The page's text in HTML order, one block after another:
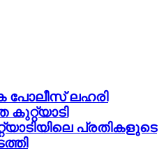
പോലീസ് ലഹരി
പ്രതികളുടെ